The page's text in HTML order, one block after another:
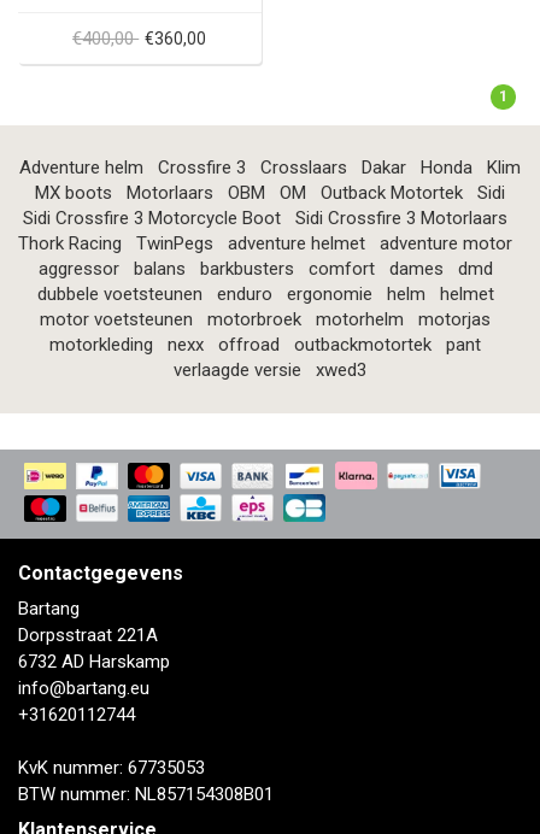
€400,00 €360,00
1
Adventure helm Crossfire 3 Crosslaars Dakar Honda
Klim
MX boots
Motorlaars OBM OM Outback Motortek
Sidi
Sidi Crossfire 3 Motorcycle Boot
Sidi Crossfire 3 Motorlaars
Thork Racing
TwinPegs adventure helmet
adventure motor
aggressor
balans barkbusters comfort dames
dmd
dubbele voetsteunen
enduro ergonomie helm
helmet
motor voetsteunen
motorbroek motorhelm
motorjas
motorkleding
nexx offroad outbackmotortek
pant
verlaagde versie
xwed3
Contactgegevens
Bartang
Dorpsstraat 221A
6732 AD Harskamp
info@bartang.eu
+31620112744
KvK nummer: 67735053
BTW nummer: NL857154308B01